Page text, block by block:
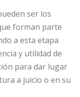
ser los
forman parte
a esta etapa
y utilidad de
para dar lugar
a juicio o en su